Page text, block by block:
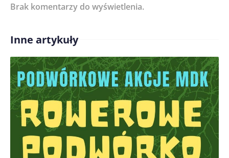
Treść komentarza*
Imię/ Nick*
Zapamiętaj moje dane w tej przeglądarce podczas
pisania kolejnych komentarzy.
Brak komentarzy do wyświetlenia.
Inne artykuły